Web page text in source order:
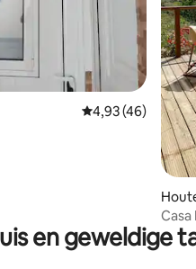
op 5, 140 recensies
Gemiddelde
4,93 (46)
Casa
en geweldige